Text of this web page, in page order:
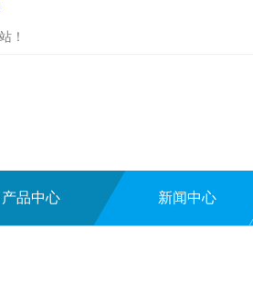
！
产品中心 新闻中心